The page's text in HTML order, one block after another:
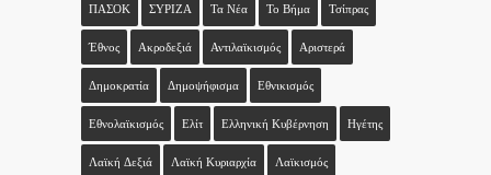
ΠΑΣΟΚ ΣΥΡΙΖΑ Τα Νέα Το Βήμα Τσίπρας
Έθνος Ακροδεξιά Αντιλαϊκισμός Αριστερά
Δημοκρατία Δημοψήφισμα Εθνικισμός
Εθνολαϊκισμός Ελίτ Ελληνική Κυβέρνηση Ηγέτης
Λαϊκή Δεξιά Λαϊκή Κυριαρχία Λαϊκισμός